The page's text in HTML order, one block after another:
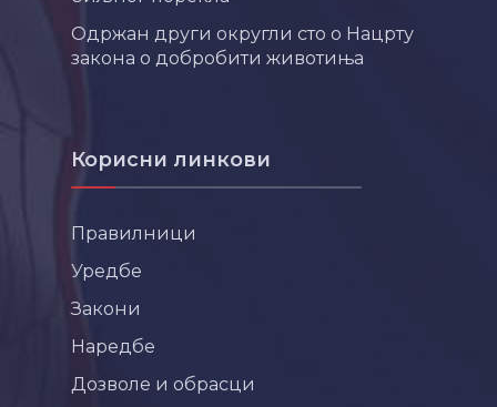
Одржан други округли сто о Нацрту
закона о добробити животиња
Корисни линкови
Правилници
Уредбе
Закони
Наредбе
Дозволе и обрасци